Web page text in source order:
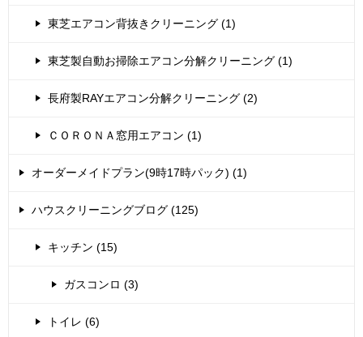
東芝エアコン背抜きクリーニング (1)
東芝製自動お掃除エアコン分解クリーニング (1)
長府製RAYエアコン分解クリーニング (2)
ＣＯＲＯＮＡ窓用エアコン (1)
オーダーメイドプラン(9時17時パック) (1)
ハウスクリーニングブログ (125)
キッチン (15)
ガスコンロ (3)
トイレ (6)